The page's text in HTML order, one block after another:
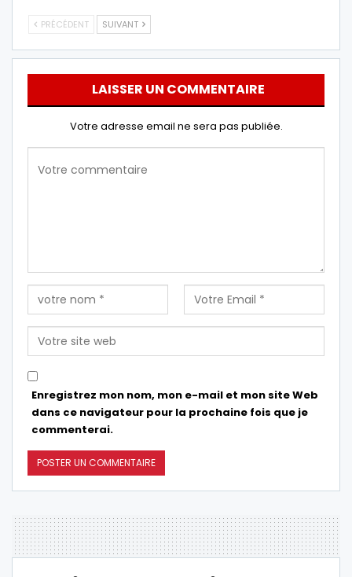
PRÉCÉDENT SUIVANT
LAISSER UN COMMENTAIRE
Votre adresse email ne sera pas publiée.
Enregistrez mon nom, mon e-mail et mon site Web
dans ce navigateur pour la prochaine fois que je
commenterai.